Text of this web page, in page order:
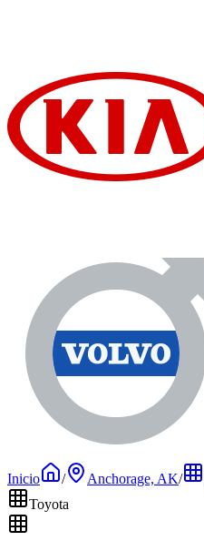
Inicio
/ Anchorage, AK/
Toyota